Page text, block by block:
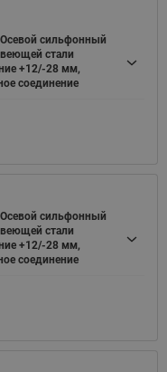
сильфонный
стали
+12/-28 мм,
соединение
сильфонный
стали
+12/-28 мм,
соединение